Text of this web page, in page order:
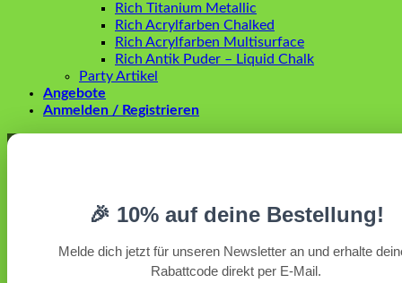
Rich Titanium Metallic
Rich Acrylfarben Chalked
Rich Acrylfarben Multisurface
Rich Antik Puder – Liquid Chalk
Party Artikel
Angebote
Anmelden / Registrieren
🎉 10% auf deine Bestellung!
Melde dich jetzt für unseren Newsletter an und erhalte
Rabattcode direkt per E-Mail.
Anmelden
Angemeldet bleiben Anmelden